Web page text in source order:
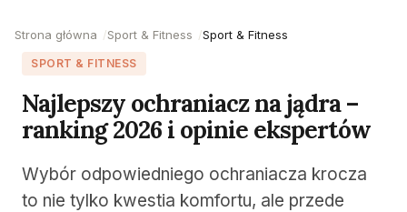
Strona główna Sport & Fitness Sport & Fitness
SPORT & FITNESS
Najlepszy ochraniacz na jądra –
ranking 2026 i opinie ekspertów
Wybór odpowiedniego ochraniacza krocza
to nie tylko kwestia komfortu, ale przede